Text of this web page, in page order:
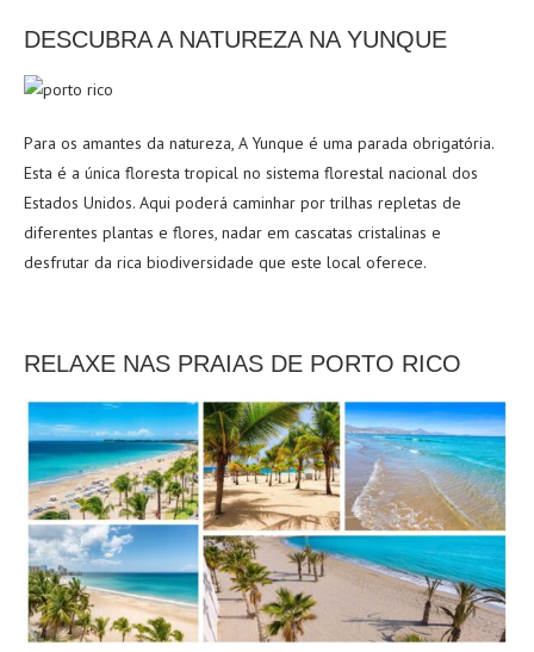
DESCUBRA A NATUREZA NA YUNQUE
Para os amantes da natureza, A Yunque é uma parada obrigatória.
Esta é a única floresta tropical no sistema florestal nacional dos
Estados Unidos. Aqui poderá caminhar por trilhas repletas de
diferentes plantas e flores, nadar em cascatas cristalinas e
desfrutar da rica biodiversidade que este local oferece.
RELAXE NAS PRAIAS DE PORTO RICO